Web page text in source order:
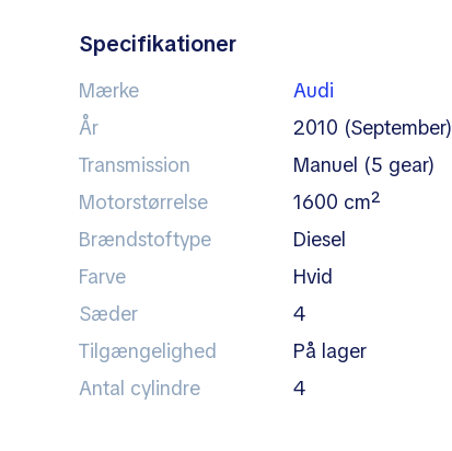
Specifikationer
Mærke Audi
År
2010 (September)
Transmission
manuel (5 gear)
Motorstørrelse
1600 cm²
Brændstoftype
diesel
Farve
hvid
Sæder
4
Tilgængelighed
på lager
Antal cylindre 4